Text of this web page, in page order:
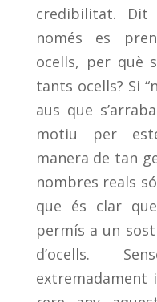
credibilitat. Dit
només es
ocells, per què
tants ocells? Si
aus que
motiu per
manera de tan
nombres reals
que és clar
permís a un
d’ocells.
extremadament